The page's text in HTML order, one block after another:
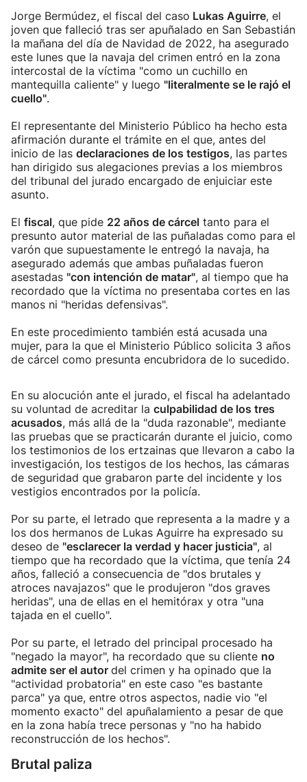
Jorge Bermúdez, el fiscal del caso Lukas Aguirre, el
joven que falleció tras ser apuñalado en San Sebastián
la mañana del día de Navidad de 2022, ha asegurado
este lunes que la navaja del crimen entró en la zona
intercostal de la víctima "como un cuchillo en
mantequilla caliente" y luego "literalmente se le rajó el
cuello".
El representante del Ministerio Público ha hecho esta
afirmación durante el trámite en el que, antes del
inicio de las declaraciones de los testigos, las partes
han dirigido sus alegaciones previas a los miembros
del tribunal del jurado encargado de enjuiciar este
asunto.
El fiscal, que pide 22 años de cárcel tanto para el
presunto autor material de las puñaladas como para el
varón que supuestamente le entregó la navaja, ha
asegurado además que ambas puñaladas fueron
asestadas "con intención de matar", al tiempo que ha
recordado que la víctima no presentaba cortes en las
manos ni "heridas defensivas".
En este procedimiento también está acusada una
mujer, para la que el Ministerio Público solicita 3 años
de cárcel como presunta encubridora de lo sucedido.
En su alocución ante el jurado, el fiscal ha adelantado
su voluntad de acreditar la culpabilidad de los tres
acusados, más allá de la "duda razonable", mediante
las pruebas que se practicarán durante el juicio, como
los testimonios de los ertzainas que llevaron a cabo la
investigación, los testigos de los hechos, las cámaras
de seguridad que grabaron parte del incidente y los
vestigios encontrados por la policía.
Por su parte, el letrado que representa a la madre y a
los dos hermanos de Lukas Aguirre ha expresado su
deseo de "esclarecer la verdad y hacer justicia", al
tiempo que ha recordado que la víctima, que tenía 24
años, falleció a consecuencia de "dos brutales y
atroces navajazos" que le produjeron "dos graves
heridas", una de ellas en el hemitórax y otra "una
tajada en el cuello".
Por su parte, el letrado del principal procesado ha
"negado la mayor", ha recordado que su cliente no
admite ser el autor del crimen y ha opinado que la
"actividad probatoria" en este caso "es bastante
parca" ya que, entre otros aspectos, nadie vio "el
momento exacto" del apuñalamiento a pesar de que
en la zona había trece personas y "no ha habido
reconstrucción de los hechos".
Brutal paliza